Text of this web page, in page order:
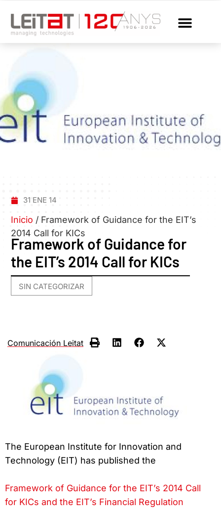
31 ENE 14
Inicio / Framework of Guidance for the EIT’s
2014 Call for KICs
Framework of Guidance for
the EIT’s 2014 Call for KICs
SIN CATEGORIZAR
Comunicación Leitat
The European Institute for Innovation and
Technology (EIT) has published the
Framework of Guidance for the EIT’s 2014 Call
for KICs and the EIT’s Financial Regulation